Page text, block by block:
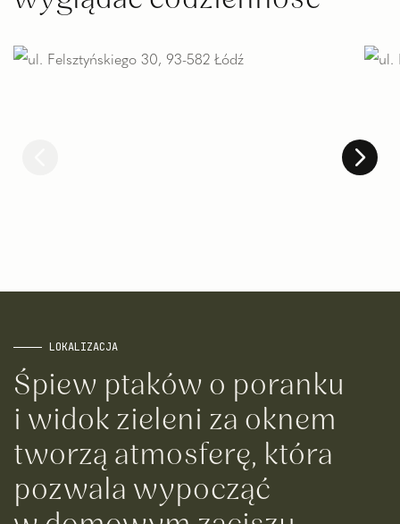
LOKALIZACJA
Śpiew ptaków o poranku
i widok zieleni za oknem
tworzą atmosferę, która
pozwala wypocząć